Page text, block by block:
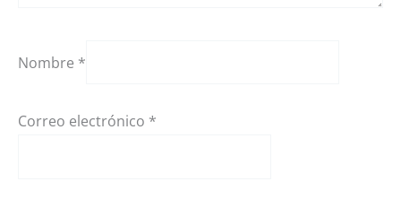
Nombre *
Correo electrónico *